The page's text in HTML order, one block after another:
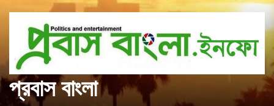
content
প্রবাস বাংলা